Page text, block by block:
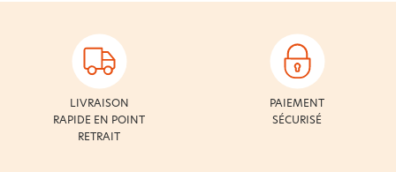
LIVRAISON
RAPIDE EN POINT
RETRAIT
PAIEMENT
SÉCURISÉ